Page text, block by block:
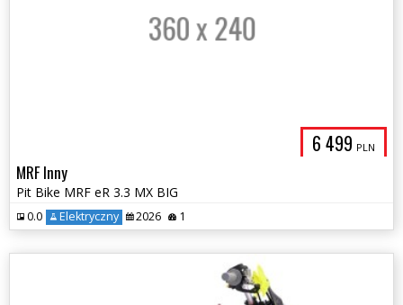
6 499 PLN
MRF Inny
Pit Bike MRF eR 3.3 MX BIG
0.0 Elektryczny 2026 1